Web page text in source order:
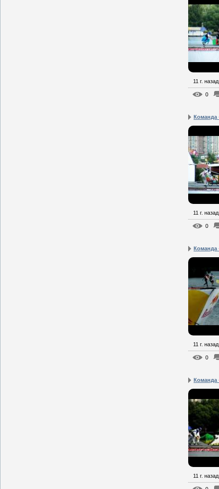
11 г. назад
0
Команда
11 г. назад
0
11 г. назад
0
Команда
11 г. назад